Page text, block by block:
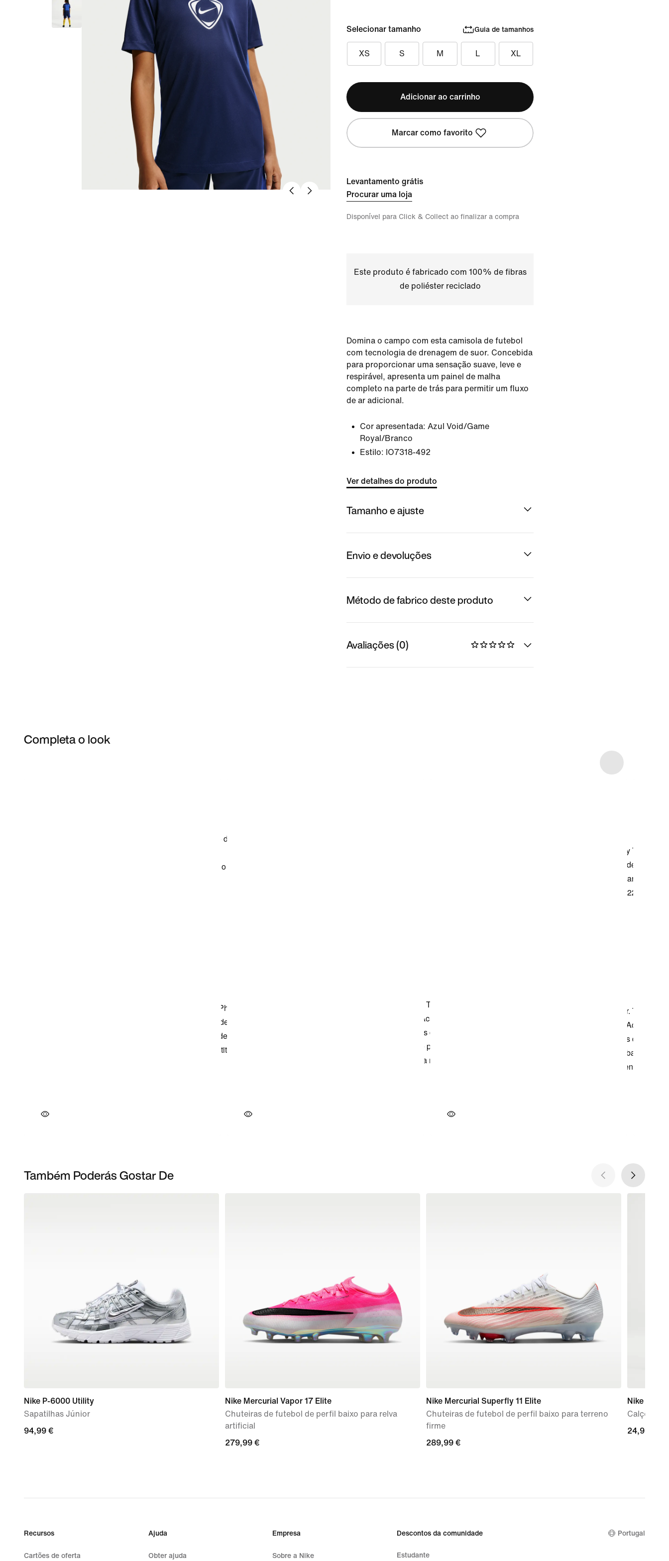
Selecionar tamanho Guia de tamanhos
XS S M L XL
Adicionar ao carrinho
Marcar como favorito
Levantamento grátis
Procurar uma loja
Disponível para Click & Collect ao finalizar a compra
Este produto é fabricado com 100% de fibras
de poliéster reciclado
Domina o campo com esta camisola de futebol
com tecnologia de drenagem de suor. Concebida
para proporcionar uma sensação suave, leve e
respirável, apresenta um painel de malha
completo na parte de trás para permitir um fluxo
de ar adicional.
Cor apresentada: Azul Void/Game
Royal/Branco
Estilo: IO7318-492
Ver detalhes do produto
Tamanho e ajuste
Envio e devoluções
Método de fabrico deste produto
Avaliações (0)
Completa o look
Também Poderás Gostar De
Nike P-6000 Utility
Sapatilhas Júnior
94,99
94,99 €
Nike Mercurial Vapor 17 Elite
Chuteiras de futebol de perfil baixo para relva
artificial
279,99
279,99 €
Nike Mercurial Superfly 11 Elite
Chuteiras de futebol de perfil baixo para terreno
firme
289,99
289,99 €
Nike
Calções
24,99
24,99 €
Recursos
Cartões de oferta
Ajuda
Obter ajuda
Empresa
Sobre a Nike
Descontos da comunidade
Estudante
Portugal